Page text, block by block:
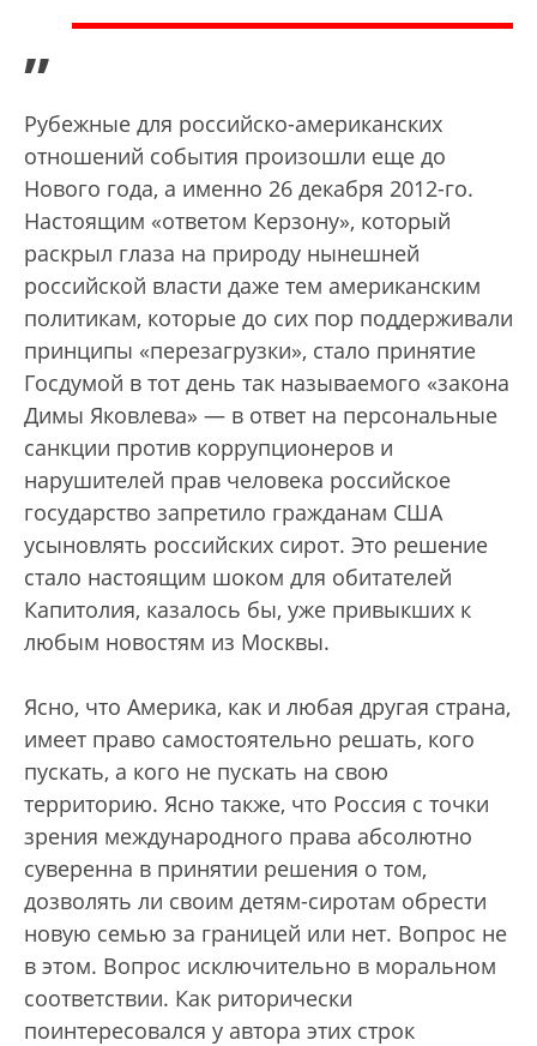
”
Рубежные для российско-американских
отношений события произошли еще до
Нового года, а именно 26 декабря 2012-го.
Настоящим «ответом Керзону», который
раскрыл глаза на природу нынешней
российской власти даже тем американским
политикам, которые до сих пор поддерживали
принципы «перезагрузки», стало принятие
Госдумой в тот день так называемого «закона
Димы Яковлева» — в ответ на персональные
санкции против коррупционеров и
нарушителей прав человека российское
государство запретило гражданам США
усыновлять российских сирот. Это решение
стало настоящим шоком для обитателей
Капитолия, казалось бы, уже привыкших к
любым новостям из Москвы.
Ясно, что Америка, как и любая другая страна,
имеет право самостоятельно решать, кого
пускать, а кого не пускать на свою
территорию. Ясно также, что Россия с точки
зрения международного права абсолютно
суверенна в принятии решения о том,
дозволять ли своим детям-сиротам обрести
новую семью за границей или нет. Вопрос не
в этом. Вопрос исключительно в моральном
соответствии. Как риторически
поинтересовался у автора этих строк